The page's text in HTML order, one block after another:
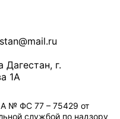
г.
1А
№ ФС 77 – 75429 от
службой по надзору